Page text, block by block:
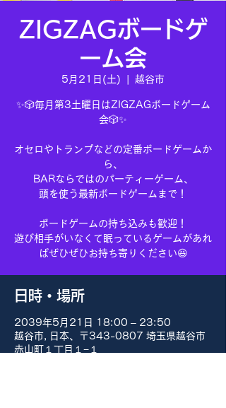
ZIGZAGボードゲ
ーム会
5月21日(土) 越谷市
✨🎲毎月第3土曜日はZIGZAGボードゲーム
会🎲✨
オセロやトランプなどの定番ボードゲームか
ら、
BARならではのパーティーゲーム、
頭を使う最新ボードゲームまで！
ボードゲームの持ち込みも歓迎！
遊び相手がいなくて眠っているゲームがあれ
ばぜひぜひお持ち寄りください😆
日時・場所
2039年5月21日 18:00 – 23:50
越谷市, 日本、〒343-0807 埼玉県越谷市
赤山町１丁目１−１